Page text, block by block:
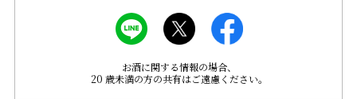
お酒に関する情報の場合、
20 歳未満の方の共有はご遠慮ください。